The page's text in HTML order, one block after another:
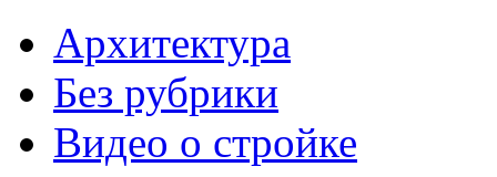
Архитектура
Без рубрики
Видео о стройке